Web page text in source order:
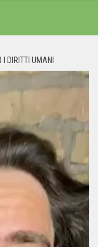
DIRITTI UMANI